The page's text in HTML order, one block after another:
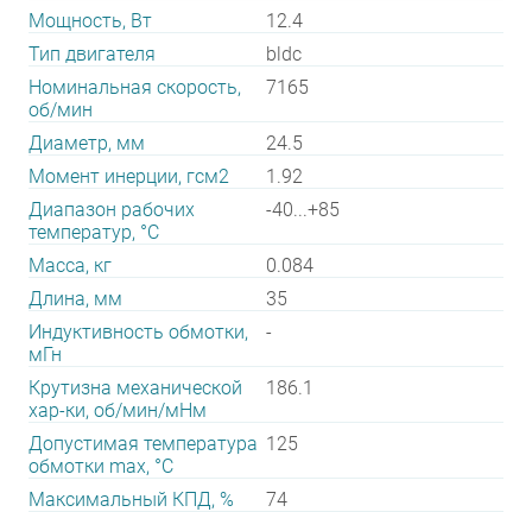
Мощность, Вт
12.4
Тип двигателя
bldc
Номинальная скорость,
об/мин
7165
Диаметр, мм
24.5
Момент инерции, гсм2
1.92
Диапазон рабочих
температур, °С
-40...+85
Масса, кг
0.084
Длина, мм
35
Индуктивность обмотки,
мГн
-
Крутизна механической
хар-ки, об/мин/мНм
186.1
Допустимая температура
обмотки max, °С
125
Максимальный КПД, %
74